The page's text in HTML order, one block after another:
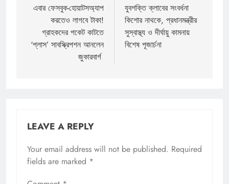
navigation
এবার ফেসবুক-হোয়াটসঅ্যাপ
করতেও লাগবে টাকা!
গ্রাহকদের পকেট কাটতে
‘প্লাস’ সাবস্ক্রিপশন আনলেন
জুকারবার্গ
যুবশক্তি ক্লাবের সংবর্ধনা
কিশোর নাথকে, প্রধানমন্ত্রীর
সুস্বাস্থ্য ও দীর্ঘায়ু কামনায়
বিশেষ পূজার্চনা
LEAVE A REPLY
Your email address will not be published. Required
fields are marked *